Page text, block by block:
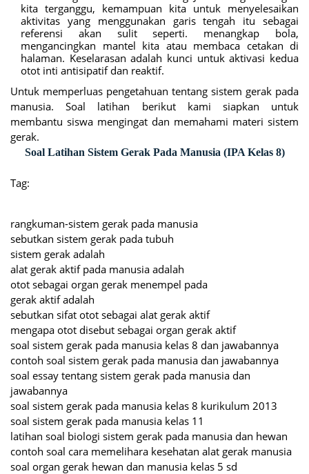
kita terganggu, kemampuan kita untuk menyelesaikan
aktivitas yang menggunakan garis tengah itu sebagai
referensi akan sulit seperti. menangkap bola,
mengancingkan mantel kita atau membaca cetakan di
halaman. Keselarasan adalah kunci untuk aktivasi kedua
otot inti antisipatif dan reaktif.
Untuk memperluas pengetahuan tentang sistem gerak pada
manusia. Soal latihan berikut kami siapkan untuk
membantu siswa mengingat dan memahami materi sistem
gerak.
Soal Latihan Sistem Gerak Pada Manusia (IPA Kelas 8)
Tag:
rangkuman-sistem gerak pada manusia
sebutkan sistem gerak pada tubuh
sistem gerak adalah
alat gerak aktif pada manusia adalah
otot sebagai organ gerak menempel pada
gerak aktif adalah
sebutkan sifat otot sebagai alat gerak aktif
mengapa otot disebut sebagai organ gerak aktif
soal sistem gerak pada manusia kelas 8 dan jawabannya
contoh soal sistem gerak pada manusia dan jawabannya
soal essay tentang sistem gerak pada manusia dan
jawabannya
soal sistem gerak pada manusia kelas 8 kurikulum 2013
soal sistem gerak pada manusia kelas 11
latihan soal biologi sistem gerak pada manusia dan hewan
contoh soal cara memelihara kesehatan alat gerak manusia
soal organ gerak hewan dan manusia kelas 5 sd